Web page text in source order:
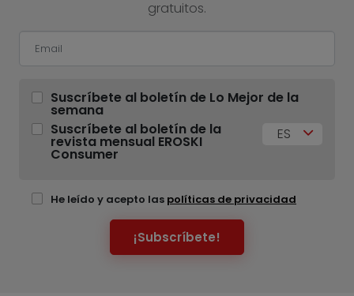
gratuitos.
Suscríbete al boletín de Lo Mejor de la
semana
Suscríbete al boletín de la
revista mensual EROSKI
Consumer
ES
He leído y acepto las políticas de privacidad
¡Subscríbete!